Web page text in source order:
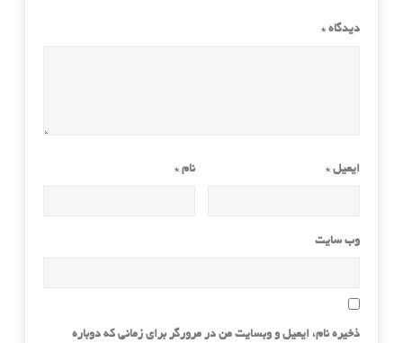
دیدگاه *
نام* ایمیل *
وب‌ سایت
ذخیره نام، ایمیل و وبسایت من در مرورگر برای زمانی که دوباره